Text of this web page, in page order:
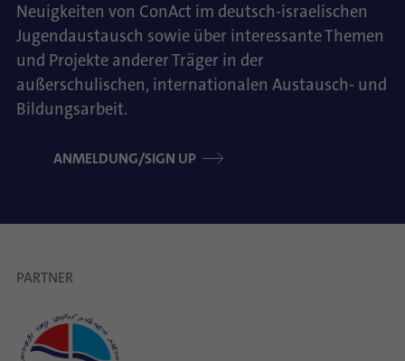
Neuigkeiten von ConAct im deutsch-israelischen
Jugendaustausch sowie über interessante Themen
und Projekte anderer Träger in der
außerschulischen, internationalen Austausch- und
Bildungsarbeit.
ANMELDUNG/SIGN UP
PARTNER